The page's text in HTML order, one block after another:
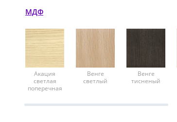
МДФ
Акация
светлая
поперечная
Венге
светлый
Венге
тисненый